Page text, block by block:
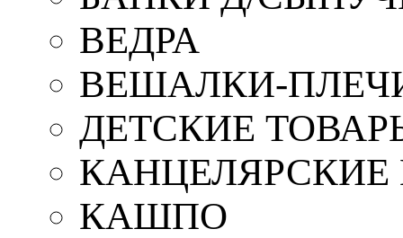
ВЕДРА
ВЕШАЛКИ-
ДЕТСКИЕ
КАШПО